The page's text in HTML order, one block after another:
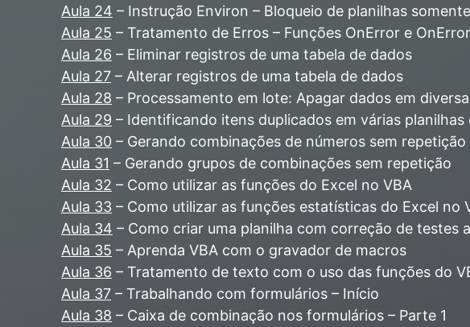
Aula 24 – Instrução Environ – Bloqueio de planilhas
Aula 25 – Tratamento de Erros – Funções OnError e
Aula 26 – Eliminar registros de uma tabela de dados
Aula 27 – Alterar registros de uma tabela de dados
Aula 28 – Processamento em lote: Apagar dados em
Aula 29 – Identificando itens duplicados em várias planilhas
Aula 30 – Gerando combinações de números sem repetição
Aula 31 – Gerando grupos de combinações sem repetição
Aula 32 – Como utilizar as funções do Excel no VBA
Aula 33 – Como utilizar as funções estatísticas do Excel no
Aula 34 – Como criar uma planilha com correção de testes
Aula 35 – Aprenda VBA com o gravador de macros
Aula 36 – Tratamento de texto com o uso das funções do
Aula 37 – Trabalhando com formulários – Início
Aula 38 – Caixa de combinação nos formulários – Parte 1